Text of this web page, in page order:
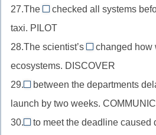
(потеряем
te)
качестве
подлежащего,
ness
(i
заменяет
y)
существительное
в
качестве
подлежащего,
er
27.The
pilot
//
существительное
в
качестве
checked all systems
taxi. PILOT
28.The scientist’s
discovery
//
после
притяжательного
changed how
ecosystems. DISCOVER
29.
//
существительное
between the departments
launch by two weeks.
30.
to meet the deadline caused